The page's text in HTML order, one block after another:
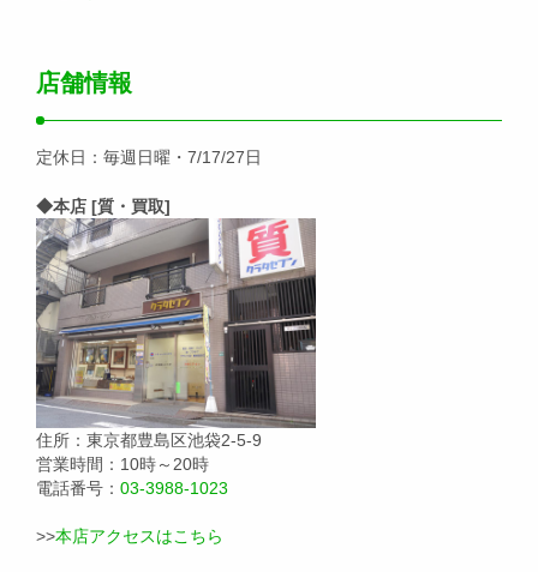
店舗情報
定休日：毎週日曜・7/17/27日
◆本店 [質・買取]
住所：東京都豊島区池袋2-5-9
営業時間：10時～20時
電話番号： 03-3988-1023
>>本店アクセスはこちら